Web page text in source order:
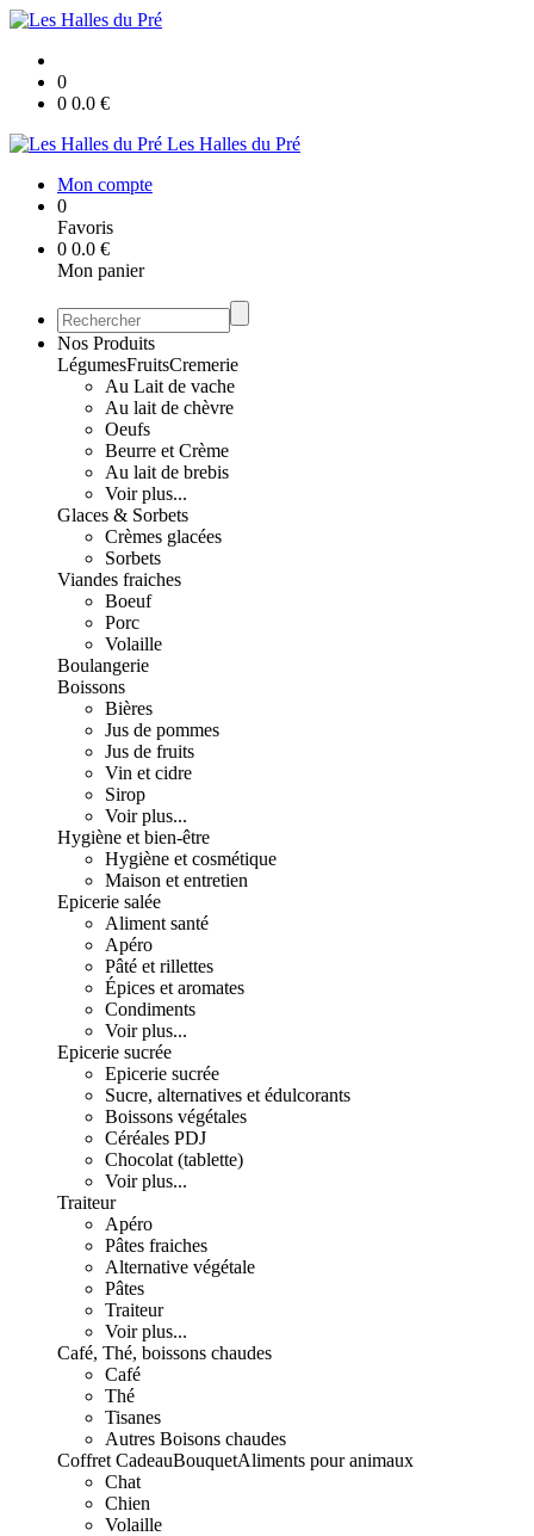
0
0 0.0 €
Les Halles du Pré
Mon compte
0
Favoris
0 0.0 €
Mon panier
Nos Produits
LégumesFruitsCremerie
Au Lait de vache
Au lait de chèvre
Oeufs
Beurre et Crème
Au lait de brebis
Voir plus...
Glaces & Sorbets
Crèmes glacées
Sorbets
Viandes fraiches
Boeuf
Porc
Volaille
Boulangerie
Boissons
Bières
Jus de pommes
Jus de fruits
Vin et cidre
Sirop
Voir plus...
Hygiène et bien-être
Hygiène et cosmétique
Maison et entretien
Epicerie salée
Aliment santé
Apéro
Pâté et rillettes
Épices et aromates
Condiments
Voir plus...
Epicerie sucrée
Epicerie sucrée
Sucre, alternatives et édulcorants
Boissons végétales
Céréales PDJ
Chocolat (tablette)
Voir plus...
Traiteur
Apéro
Pâtes fraiches
Alternative végétale
Pâtes
Traiteur
Voir plus...
Café, Thé, boissons chaudes
Café
Thé
Tisanes
Autres Boisons chaudes
Coffret CadeauBouquetAliments pour animaux
Chat
Chien
Volaille